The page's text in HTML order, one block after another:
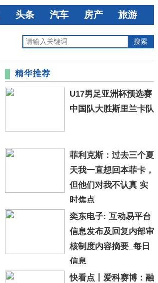
头条 汽车 房产
旅游
精华推荐
U17男足亚洲杯预选赛
中国队大胜斯里兰卡队
菲利克斯：过去三个夏
天我一直想回本菲卡，
但他们对我不认真 实
时焦点
奕东电子: 互动易平台
信息发布及回复内部审
核制度内容摘要_每日
信息
快看点丨爱科赛博：融